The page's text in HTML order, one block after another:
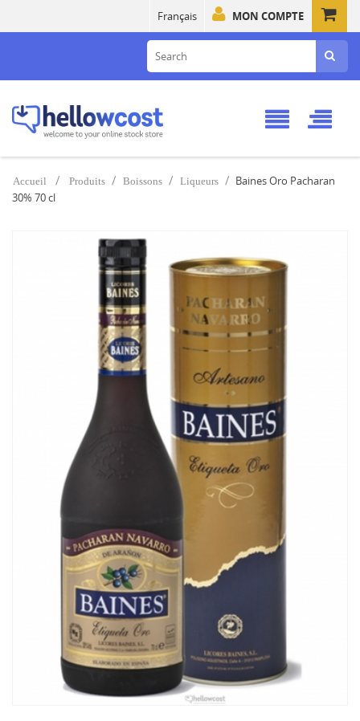
MON COMPTE
Français
Accueil Produits Boissons Liqueurs
Baines Oro Pacharan
30% 70 cl